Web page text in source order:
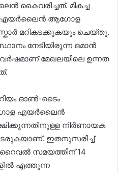
മികച്ച
എയർലൈൻ ആഗോള
മറികടക്കുകയും ചെയ്തു.
നേടിയിരുന്ന ഒമാൻ
മേഖലയിലെ ഉന്നത
ഓണ്‍-ടൈം
എയർലൈൻ
നിർണായക
ഇതനുസരിച്ച്‌
സമയത്തിന് 14
എത്തുന്ന